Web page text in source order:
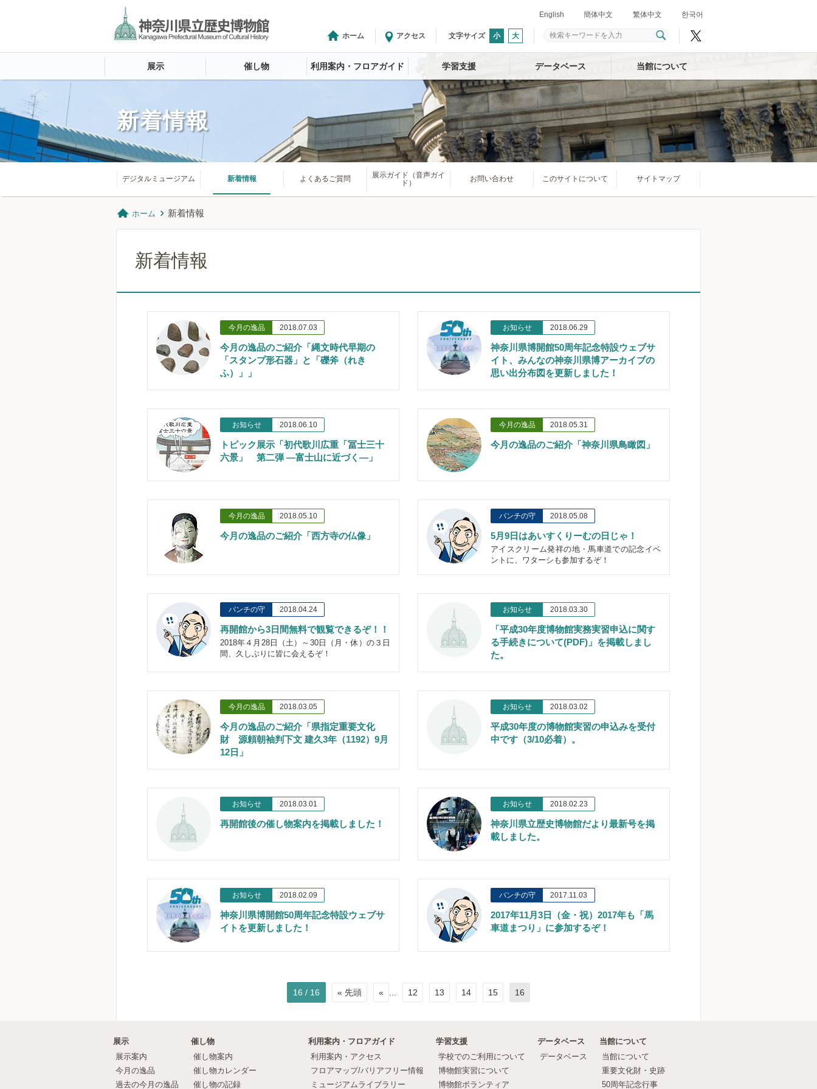
English 簡体中文 繁体中文 한국어
ホーム アクセス 文字サイズ 小 大
展示 催し物 利用案内・フロアガイド 学習支援 データベース 当館について
新着情報
デジタルミュージアム 新着情報 よくあるご質問
展示ガイド（音声ガイ
ド）
お問い合わせ このサイトについて サイトマップ
ホーム 新着情報
新着情報
今月の逸品 2018.07.03
今月の逸品のご紹介「縄文時代早期の
「スタンプ形石器」と「礫斧（れき
ふ）」」
お知らせ 2018.06.29
神奈川県博開館50周年記念特設ウェブサ
イト、みんなの神奈川県博アーカイブの
思い出分布図を更新しました！
お知らせ 2018.06.10
トピック展示「初代歌川広重「冨士三十
六景」 第二弾 ―富士山に近づく―」
今月の逸品 2018.05.31
今月の逸品のご紹介「神奈川県鳥瞰図」
今月の逸品 2018.05.10
今月の逸品のご紹介「西方寺の仏像」
パンチの守 2018.05.08
5月9日はあいすくりーむの日じゃ！
アイスクリーム発祥の地・馬車道での記念イベ
ントに、ワターシも参加するぞ！
パンチの守 2018.04.24
再開館から3日間無料で観覧できるぞ！！
2018年４月28日（土）～30日（月・休）の３日
間、久しぶりに皆に会えるぞ！
お知らせ 2018.03.30
「平成30年度博物館実務実習申込に関す
る手続きについて(PDF)」を掲載しまし
た。
今月の逸品 2018.03.05
今月の逸品のご紹介「県指定重要文化
財 源頼朝袖判下文 建久3年（1192）9月
12日」
お知らせ 2018.03.02
平成30年度の博物館実習の申込みを受付
中です（3/10必着）。
お知らせ 2018.03.01
再開館後の催し物案内を掲載しました！
お知らせ 2018.02.23
神奈川県立歴史博物館だより最新号を掲
載しました。
お知らせ 2018.02.09
神奈川県博開館50周年記念特設ウェブサ
イトを更新しました！
パンチの守 2017.11.03
2017年11月3日（金・祝）2017年も「馬
車道まつり」に参加するぞ！
16 / 16 « 先頭 « 12 13 14 15 16
展示
展示案内
今月の逸品
過去の今月の逸品
催し物
催し物案内
催し物カレンダー
催し物の記録
利用案内・フロアガイド
利用案内・アクセス
フロアマップ/バリアフリー情報
ミュージアムライブラリー
学習支援
学校でのご利用について
博物館実習について
博物館ボランティア
データベース
データベース
当館について
当館について
重要文化財・史跡
50周年記念行事